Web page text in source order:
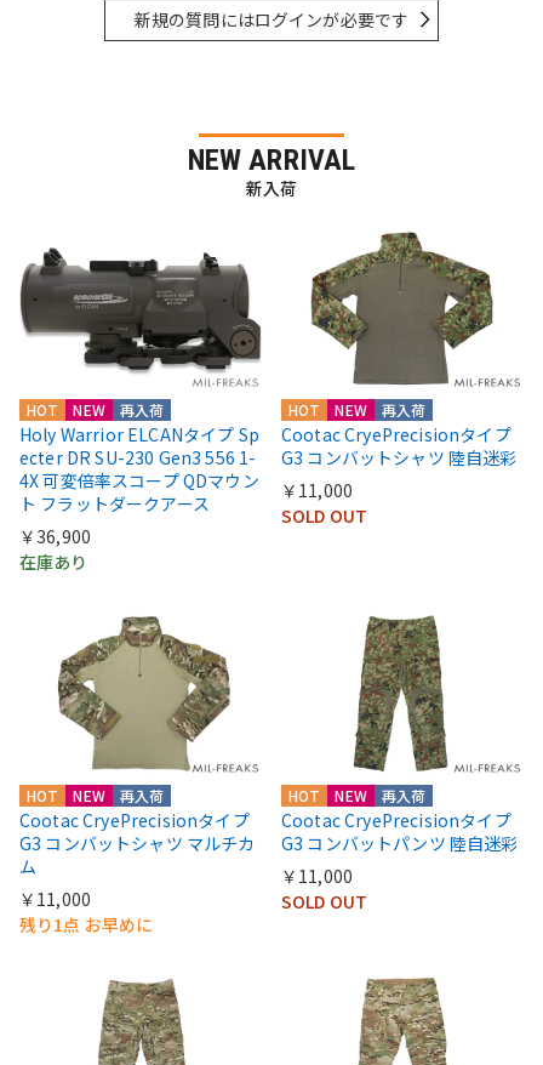
新規の質問にはログインが必要です
NEW ARRIVAL
新入荷
HOT NEW 再入荷
Holy Warrior ELCANタイプ Sp
ecter DR SU-230 Gen3 556 1-
4X 可変倍率スコープ QDマウン
ト フラットダークアース
￥36,900
在庫あり
HOT NEW 再入荷
Cootac CryePrecisionタイプ
G3 コンバットシャツ 陸自迷彩
￥11,000
SOLD OUT
HOT NEW 再入荷
Cootac CryePrecisionタイプ
G3 コンバットシャツ マルチカ
ム
￥11,000
残り1点 お早めに
HOT NEW 再入荷
Cootac CryePrecisionタイプ
G3 コンバットパンツ 陸自迷彩
￥11,000
SOLD OUT